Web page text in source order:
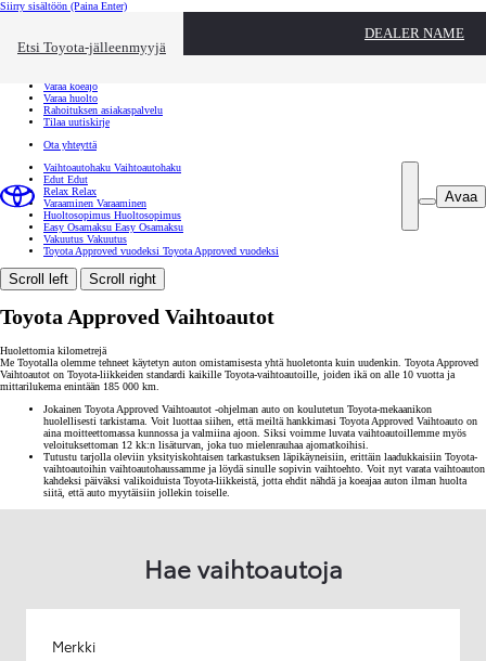
Siirry sisältöön (Paina Enter)
Etsi Toyota-jälleenmyyjä
DEALER NAME
Toyota palvelee Sulje
Varaa koeajo
Varaa huolto
Rahoituksen asiakaspalvelu
Tilaa uutiskirje
Ota yhteyttä
Avaa
Vaihtoautohaku Vaihtoautohaku
Edut Edut
Relax Relax
Varaaminen Varaaminen
Huoltosopimus Huoltosopimus
Easy Osamaksu Easy Osamaksu
Vakuutus Vakuutus
Toyota Approved vuodeksi Toyota Approved vuodeksi
Scroll left Scroll right
Toyota Approved Vaihtoautot
Huolettomia kilometrejä
Me Toyotalla olemme tehneet käytetyn auton omistamisesta yhtä huoletonta kuin uudenkin. Toyota Approved
Vaihtoautot on Toyota-liikkeiden standardi kaikille Toyota-vaihtoautoille, joiden ikä on alle 10 vuotta ja
mittarilukema enintään 185 000 km.
Jokainen Toyota Approved Vaihtoautot -ohjelman auto on koulutetun Toyota-mekaanikon
huolellisesti tarkistama. Voit luottaa siihen, että meiltä hankkimasi Toyota Approved Vaihtoauto on
aina moitteettomassa kunnossa ja valmiina ajoon. Siksi voimme luvata vaihtoautoillemme myös
veloituksettoman 12 kk:n lisäturvan, joka tuo mielenrauhaa ajomatkoihisi.
Tutustu tarjolla oleviin yksityiskohtaisen tarkastuksen läpikäyneisiin, erittäin laadukkaisiin Toyota-
vaihtoautoihin vaihtoautohaussamme ja löydä sinulle sopivin vaihtoehto. Voit nyt varata vaihtoauton
kahdeksi päiväksi valikoiduista Toyota-liikkeistä, jotta ehdit nähdä ja koeajaa auton ilman huolta
siitä, että auto myytäisiin jollekin toiselle.
Hae vaihtoautoja
Merkki